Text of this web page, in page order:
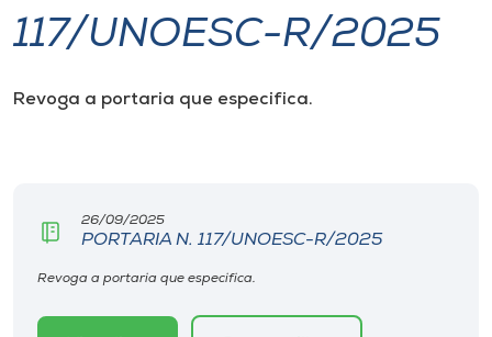
I.nova
Diplomados
CPA
117/UNOESC-R/2025
Revoga a portaria que especifica.
26/09/2025
PORTARIA N. 117/UNOESC-R/2025
Revoga a portaria que especifica.